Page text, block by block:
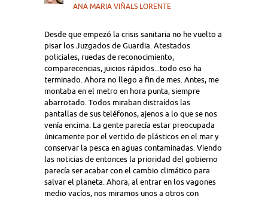
ANA MARIA VIÑALS LORENTE
Desde que empezó la crisis sanitaria no he vuelto a
pisar los Juzgados de Guardia. Atestados
policiales, ruedas de reconocimiento,
comparecencias, juicios rápidos...todo eso ha
terminado. Ahora no llego a fin de mes. Antes, me
montaba en el metro en hora punta, siempre
abarrotado. Todos miraban distraídos las
pantallas de sus teléfonos, ajenos a lo que se nos
venía encima. La gente parecía estar preocupada
únicamente por el vertido de plásticos en el mar y
conservar la pesca en aguas contaminadas. Viendo
las noticias de entonces la prioridad del gobierno
parecía ser acabar con el cambio climático para
salvar el planeta. Ahora, al entrar en los vagones
medio vacíos, nos miramos unos a otros con